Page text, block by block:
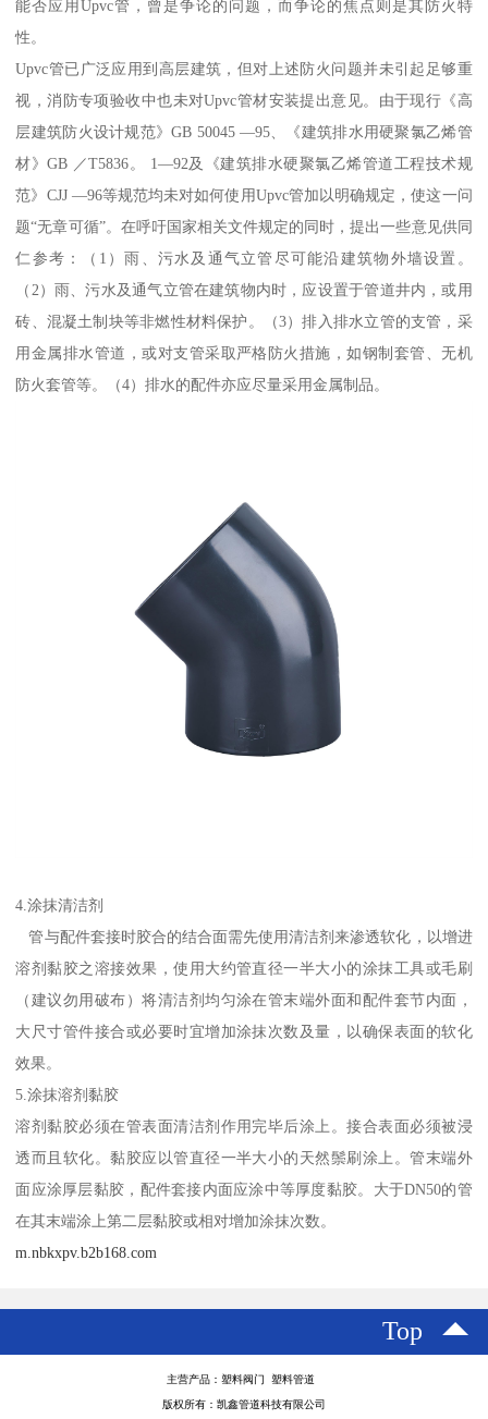
能否应用Upvc管，曾是争论的问题，而争论的焦点则是其防火特
性。
Upvc管已广泛应用到高层建筑，但对上述防火问题并未引起足够重
视，消防专项验收中也未对Upvc管材安装提出意见。由于现行《高
层建筑防火设计规范》GB 50045 —95、《建筑排水用硬聚氯乙烯管
材》GB ／T5836。 1—92及《建筑排水硬聚氯乙烯管道工程技术规
范》CJJ —96等规范均未对如何使用Upvc管加以明确规定，使这一问
题“无章可循”。在呼吁国家相关文件规定的同时，提出一些意见供同
仁参考：（1）雨、污水及通气立管尽可能沿建筑物外墙设置。
（2）雨、污水及通气立管在建筑物内时，应设置于管道井内，或用
砖、混凝土制块等非燃性材料保护。（3）排入排水立管的支管，采
用金属排水管道，或对支管采取严格防火措施，如钢制套管、无机
防火套管等。（4）排水的配件亦应尽量采用金属制品。
4.涂抹清洁剂
管与配件套接时胶合的结合面需先使用清洁剂来渗透软化，以增进
溶剂黏胶之溶接效果，使用大约管直径一半大小的涂抹工具或毛刷
（建议勿用破布）将清洁剂均匀涂在管末端外面和配件套节内面，
大尺寸管件接合或必要时宜增加涂抹次数及量，以确保表面的软化
效果。
5.涂抹溶剂黏胶
溶剂黏胶必须在管表面清洁剂作用完毕后涂上。接合表面必须被浸
透而且软化。黏胶应以管直径一半大小的天然鬃刷涂上。管末端外
面应涂厚层黏胶，配件套接内面应涂中等厚度黏胶。大于DN50的管
在其末端涂上第二层黏胶或相对增加涂抹次数。
m.nbkxpv.b2b168.com
Top
主营产品：塑料阀门 塑料管道
版权所有：凯鑫管道科技有限公司